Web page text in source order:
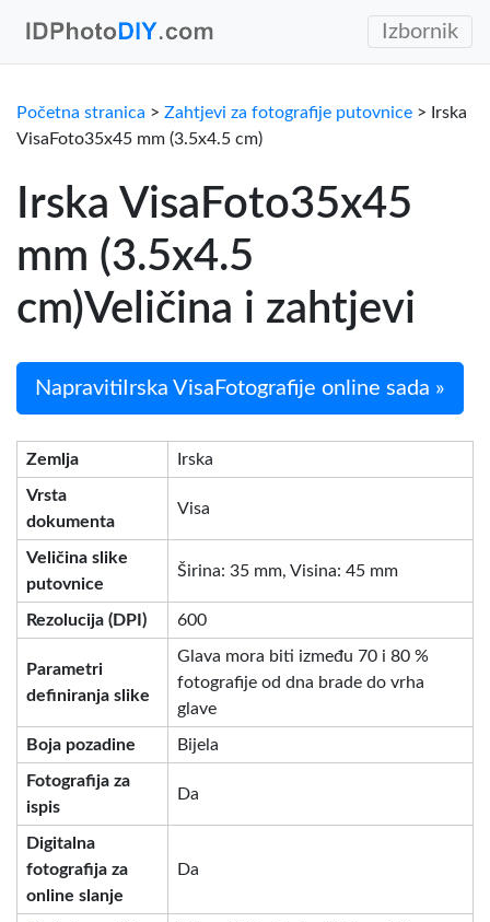
Izbornik
Početna stranica > Zahtjevi za fotografije putovnice > Irska
VisaFoto35x45 mm (3.5x4.5 cm)
Irska VisaFoto35x45
mm (3.5x4.5
cm)Veličina i zahtjevi
NapravitiIrska VisaFotografije online sada »
Zemlja Irska
Vrsta
dokumenta
Visa
Veličina slike
putovnice
Širina: 35 mm, Visina: 45 mm
Rezolucija (DPI) 600
Parametri
definiranja slike
Glava mora biti između 70 i 80 %
fotografije od dna brade do vrha
glave
Boja pozadine Bijela
Fotografija za
ispis
Da
Digitalna
fotografija za
online slanje
Da